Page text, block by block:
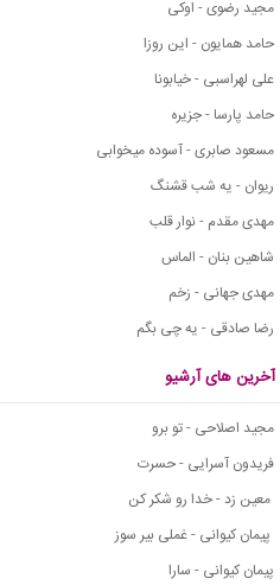
مجید رضوی - اوکی
حامد همایون - این روزا
علی لهراسبی - خیابونا
حامد پارسا - جزیره
مسعود صابری - آسوده میخوابی
ریوان - یه شب قشنگ
مهدی مقدم - نوار قلب
شاهین بنان - الماس
مهدی جهانی - زخم
رضا صادقی - یه چی بگم
آخرین های آرشیو
مجید اصلاحی - تو برو
فریدون آسرایی - حسرت
معین زد - خدا رو شکر کن
پیمان کیوانی - غملی بیر سوز
پیمان کیوانی - سارا